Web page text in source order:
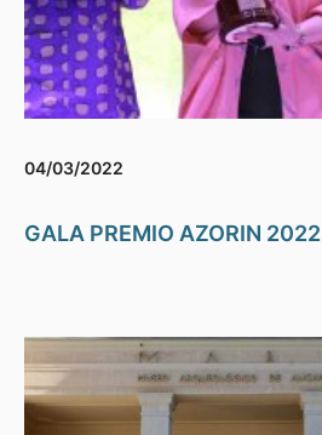
04/03/2022
GALA PREMIO AZORIN 2022